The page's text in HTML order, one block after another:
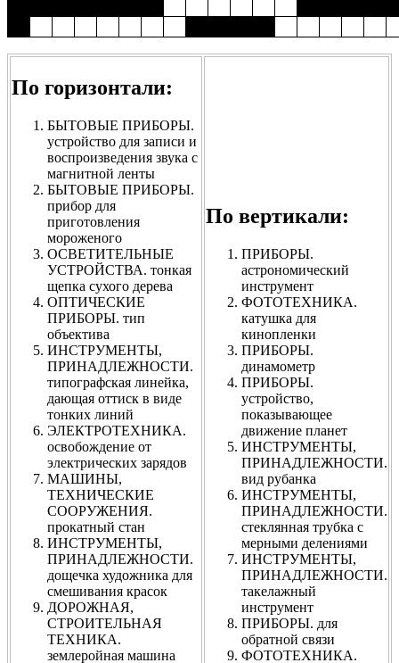
По горизонтали:
БЫТОВЫЕ ПРИБОРЫ.
устройство для записи и
воспроизведения звука с
магнитной ленты
БЫТОВЫЕ ПРИБОРЫ.
прибор для
приготовления
мороженого
ОСВЕТИТЕЛЬНЫЕ
УСТРОЙСТВА. тонкая
щепка сухого дерева
ОПТИЧЕСКИЕ
ПРИБОРЫ. тип
объектива
ИНСТРУМЕНТЫ,
ПРИНАДЛЕЖНОСТИ.
типографская линейка,
дающая оттиск в виде
тонких линий
ЭЛЕКТРОТЕХНИКА.
освобождение от
электрических зарядов
МАШИНЫ,
ТЕХНИЧЕСКИЕ
СООРУЖЕНИЯ.
прокатный стан
ИНСТРУМЕНТЫ,
ПРИНАДЛЕЖНОСТИ.
дощечка художника для
смешивания красок
ДОРОЖНАЯ,
СТРОИТЕЛЬНАЯ
ТЕХНИКА.
землеройная машина
По вертикали:
ПРИБОРЫ.
астрономический
инструмент
ФОТОТЕХНИКА.
катушка для
кинопленки
ПРИБОРЫ.
динамометр
ПРИБОРЫ.
устройство,
показывающее
движение планет
ИНСТРУМЕНТЫ,
ПРИНАДЛЕЖНОСТИ.
вид рубанка
ИНСТРУМЕНТЫ,
ПРИНАДЛЕЖНОСТИ.
стеклянная трубка с
мерными делениями
ИНСТРУМЕНТЫ,
ПРИНАДЛЕЖНОСТИ.
такелажный
инструмент
ПРИБОРЫ. для
обратной связи
ФОТОТЕХНИКА.